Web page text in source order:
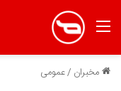
منو
مخبران /عمومی